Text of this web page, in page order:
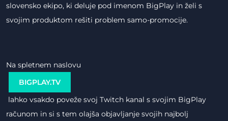
slovensko ekipo, ki deluje pod imenom BigPlay in želi s
svojim produktom rešiti problem samo-promocije.
Na spletnem naslovu
BIGPLAY.TV
lahko vsakdo poveže svoj Twitch kanal s svojim BigPlay
računom in si s tem olajša objavljanje svojih najbolj